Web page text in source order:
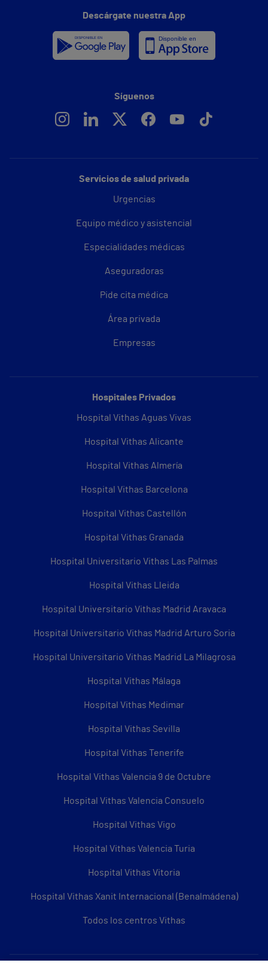
Servicios de salud privada
Urgencias
Equipo médico y asistencial
Especialidades médicas
Aseguradoras
Pide cita médica
Área privada
Empresas
Hospitales Privados
Hospital Vithas Aguas Vivas
Hospital Vithas Alicante
Hospital Vithas Almería
Hospital Vithas Barcelona
Hospital Vithas Castellón
Hospital Vithas Granada
Hospital Universitario Vithas Las Palmas
Hospital Vithas Lleida
Hospital Universitario Vithas Madrid Aravaca
Hospital Universitario Vithas Madrid Arturo Soria
Hospital Universitario Vithas Madrid La Milagrosa
Hospital Vithas Málaga
Hospital Vithas Medimar
Hospital Vithas Sevilla
Hospital Vithas Tenerife
Hospital Vithas Valencia 9 de Octubre
Hospital Vithas Valencia Consuelo
Hospital Vithas Vigo
Hospital Vithas Valencia Turia
Hospital Vithas Vitoria
Hospital Vithas Xanit Internacional (Benalmádena)
Todos los centros Vithas
Descárgate nuestra App
Síguenos